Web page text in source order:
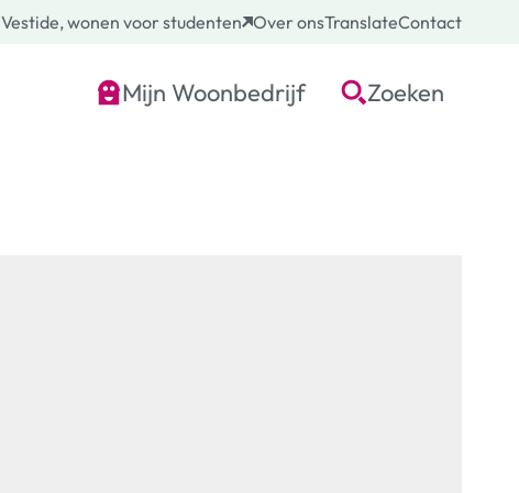
Vestide, wonen voor studenten Over onsTranslateContact
Mijn Woonbedrijf Zoeken